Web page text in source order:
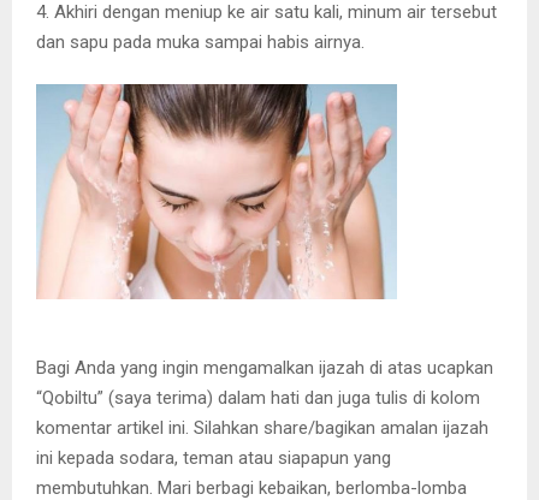
4. Akhiri dengan meniup ke air satu kali, minum air tersebut
dan sapu pada muka sampai habis airnya.
Bagi Anda yang ingin mengamalkan ijazah di atas ucapkan
“Qobiltu” (saya terima) dalam hati dan juga tulis di kolom
komentar artikel ini. Silahkan share/bagikan amalan ijazah
ini kepada sodara, teman atau siapapun yang
membutuhkan. Mari berbagi kebaikan, berlomba-lomba